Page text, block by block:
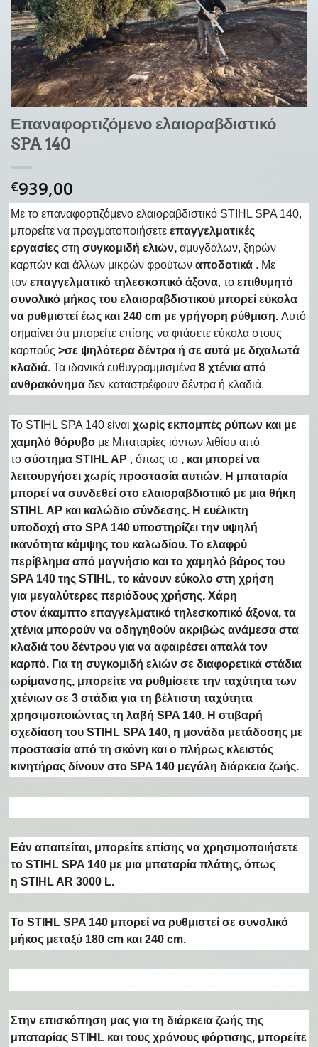
Επαναφορτιζόμενο ελαιοραβδιστικό
SPA 140
€939,00
Με το επαναφορτιζόμενο ελαιοραβδιστικό STIHL SPA 140,
μπορείτε να πραγματοποιήσετε επαγγελματικές
εργασίες στη συγκομιδή ελιών, αμυγδάλων, ξηρών
καρπών και άλλων μικρών φρούτων αποδοτικά . Με
τον επαγγελματικό τηλεσκοπικό άξονα, το επιθυμητό
συνολικό μήκος του ελαιοραβδιστικού μπορεί εύκολα
να ρυθμιστεί έως και 240 cm με γρήγορη ρύθμιση. Αυτό
σημαίνει ότι μπορείτε επίσης να φτάσετε εύκολα στους
καρπούς >σε ψηλότερα δέντρα ή σε αυτά με διχαλωτά
κλαδιά. Τα ιδανικά ευθυγραμμισμένα 8 χτένια από
ανθρακόνημα δεν καταστρέφουν δέντρα ή κλαδιά.
Το STIHL SPA 140 είναι χωρίς εκπομπές ρύπων και με
χαμηλό θόρυβο με Μπαταρίες ιόντων λιθίου από
το σύστημα STIHL AP , όπως το , και μπορεί να
λειτουργήσει χωρίς προστασία αυτιών. Η μπαταρία
μπορεί να συνδεθεί στο ελαιοραβδιστικό με μια θήκη
STIHL AP και καλώδιο σύνδεσης. Η ευέλικτη
υποδοχή στο SPA 140 υποστηρίζει την υψηλή
ικανότητα κάμψης του καλωδίου. Το ελαφρύ
περίβλημα από μαγνήσιο και το χαμηλό βάρος του
SPA 140 της STIHL, το κάνουν εύκολο στη χρήση
για μεγαλύτερες περιόδους χρήσης. Χάρη
στον άκαμπτο επαγγελματικό τηλεσκοπικό άξονα, τα
χτένια μπορούν να οδηγηθούν ακριβώς ανάμεσα στα
κλαδιά του δέντρου για να αφαιρέσει απαλά τον
καρπό. Για τη συγκομιδή ελιών σε διαφορετικά στάδια
ωρίμανσης, μπορείτε να ρυθμίσετε την ταχύτητα των
χτένιων σε 3 στάδια για τη βέλτιστη ταχύτητα
χρησιμοποιώντας τη λαβή SPA 140. Η στιβαρή
σχεδίαση του STIHL SPA 140, η μονάδα μετάδοσης με
προστασία από τη σκόνη και ο πλήρως κλειστός
κινητήρας δίνουν στο SPA 140 μεγάλη διάρκεια ζωής.
Εάν απαιτείται, μπορείτε επίσης να χρησιμοποιήσετε
το STIHL SPA 140 με μια μπαταρία πλάτης, όπως
η STIHL AR 3000 L.
Το STIHL SPA 140 μπορεί να ρυθμιστεί σε συνολικό
μήκος μεταξύ 180 cm και 240 cm.
Στην επισκόπηση μας για τη διάρκεια ζωής της
μπαταρίας STIHL και τους χρόνους φόρτισης, μπορείτε